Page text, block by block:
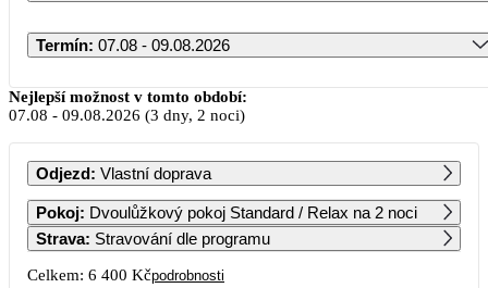
Termín: 07.08 - 09.08.2026
Srpen 2026
PO ÚT ST ČT PÁ SO NE
1 2
3 4 5 6 7 8 9
Nejlepší možnost v tomto období:
07.08 - 09.08.2026 (3 dny, 2 noci)
Odjezd: Vlastní doprava
Pokoj: Dvoulůžkový pokoj Standard / Relax na 2 noci
Strava: Stravování dle programu
Celkem: 6 400 Kčpodrobnosti